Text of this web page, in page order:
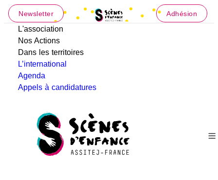
Newsletter Adhésion
L'association
Nos Actions
Dans les territoires
L’international
Agenda
Appels à candidatures